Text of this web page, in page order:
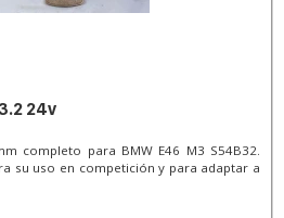
24v
completo para BMW E46 M3 S54B32.
su uso en competición y para adaptar a